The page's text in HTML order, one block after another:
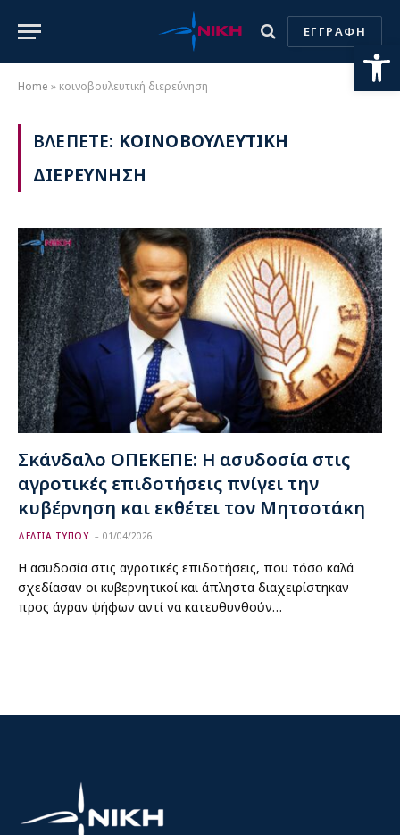
ΕΓΓΡΑΦΗ
Home » κοινοβουλευτική διερεύνηση
ΒΛΕΠΕΤΕ: ΚΟΙΝΟΒΟΥΛΕΥΤΙΚΗ
ΔΙΕΡΕΥΝΗΣΗ
Σκάνδαλο ΟΠΕΚΕΠΕ: Η ασυδοσία στις
αγροτικές επιδοτήσεις πνίγει την
κυβέρνηση και εκθέτει τον Μητσοτάκη
ΔΕΛΤΙΑ ΤΥΠΟΥ 01/04/2026
Η ασυδοσία στις αγροτικές επιδοτήσεις, που τόσο καλά
σχεδίασαν οι κυβερνητικοί και άπληστα διαχειρίστηκαν
προς άγραν ψήφων αντί να κατευθυνθούν…